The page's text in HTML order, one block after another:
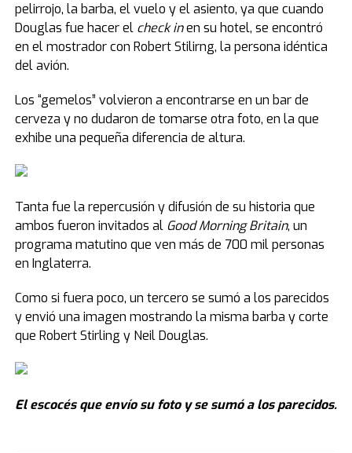
pelirrojo, la barba, el vuelo y el asiento, ya que cuando
Douglas fue hacer el check inen su hotel, se encontró
en el mostrador con Robert Stilirng, la persona idéntica
del avión.
Los “gemelos” volvieron a encontrarse en un bar de
cerveza y no dudaron de tomarse otra foto, en la que
exhibe una pequeña diferencia de altura.
Tanta fue la repercusión y difusión de su historia que
ambos fueron invitados al Good Morning Britain, un
programa matutino que ven más de 700 mil personas
en Inglaterra.
Como si fuera poco, un tercero se sumó a los parecidos
y envió una imagen mostrando la misma barba y corte
que Robert Stirling y Neil Douglas.
El escocés que envío su foto y se sumó a los parecidos.